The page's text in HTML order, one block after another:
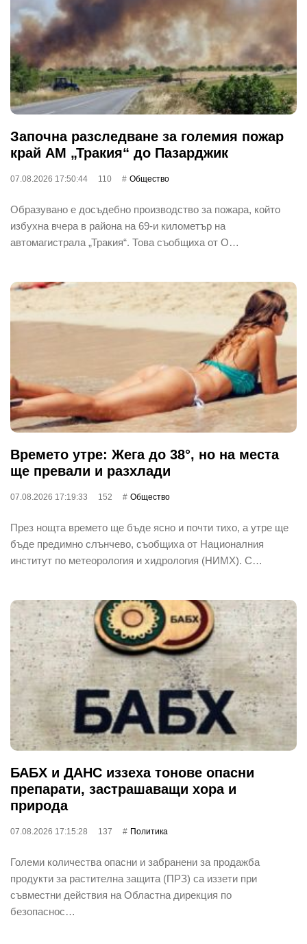
Започна разследване за големия пожар
край АМ „Тракия“ до Пазарджик
07.08.2026 17:50:44 110 Общество
Образувано е досъдебно производство за пожара, който
избухна вчера в района на 69-и километър на
автомагистрала „Тракия“. Това съобщиха от О…
Времето утре: Жега до 38°, но на места
ще превали и разхлади
07.08.2026 17:19:33 152 Общество
През нощта времето ще бъде ясно и почти тихо, а утре ще
бъде предимно слънчево, съобщиха от Националния
институт по метеорология и хидрология (НИМХ). С…
БАБХ и ДАНС иззеха тонове опасни
препарати, застрашаващи хора и
природа
07.08.2026 17:15:28 137 Политика
Големи количества опасни и забранени за продажба
продукти за растителна защита (ПРЗ) са иззети при
съвместни действия на Областна дирекция по
безопаснос…